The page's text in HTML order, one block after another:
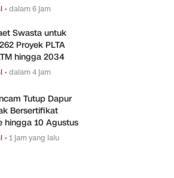
•dalam 6 jam
Swasta untuk
Proyek PLTA
hingga 2034
•dalam 4 jam
Tutup Dapur
Bersertifikat
hingga 10 Agustus
•1 jam yang lalu